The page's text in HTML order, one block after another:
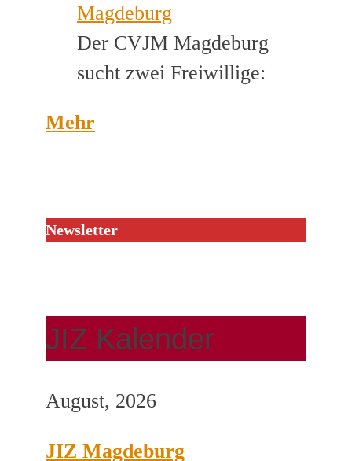
Magdeburg
Der CVJM Magdeburg
sucht zwei Freiwillige:
Mehr
Newsletter
JIZ Kalender
August, 2026
JIZ Magdeburg